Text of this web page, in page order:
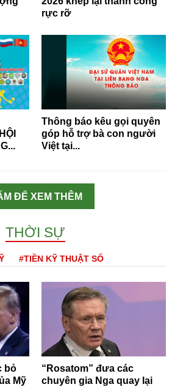
rực rỡ
Thông báo kêu gọi quyên
góp hỗ trợ bà con người
Việt tại...
ĐỂ XEM THÊM
THỜI SỰ
#TIỀN KỸ THUẬT SỐ
bỏ
Mỹ
“Rosatom” đưa các
chuyên gia Nga quay lại